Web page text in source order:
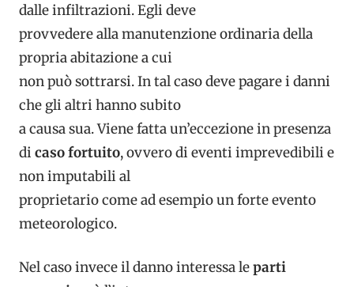
dalle infiltrazioni. Egli deve
provvedere allamanutenzione ordinaria della
propria abitazione a cui
non può sottrarsi. In tal caso deve pagare i danni
che gli altri hanno subito
a causa sua. Viene fatta un’eccezionein presenza
di caso fortuito, ovvero di eventi imprevedibili e
non imputabili al
proprietario come ad esempio un forte evento
meteorologico.
Nel caso invece il danno interessa leparti